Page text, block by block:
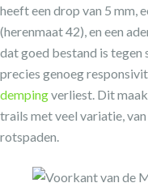
heeft een drop van 5 mm,
(herenmaat 42), en een
dat goed bestand is
precies genoeg
dempingverliest. Dit
trails met veel variatie,
rotspaden.